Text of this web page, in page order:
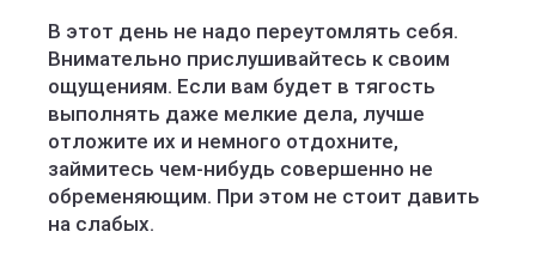
В этот день не надо переутомлять себя.
Внимательно прислушивайтесь к своим
ощущениям. Если вам будет в тягость
выполнять даже мелкие дела, лучше
отложите их и немного отдохните,
займитесь чем-нибудь совершенно не
обременяющим. При этом не стоит давить
на слабых.